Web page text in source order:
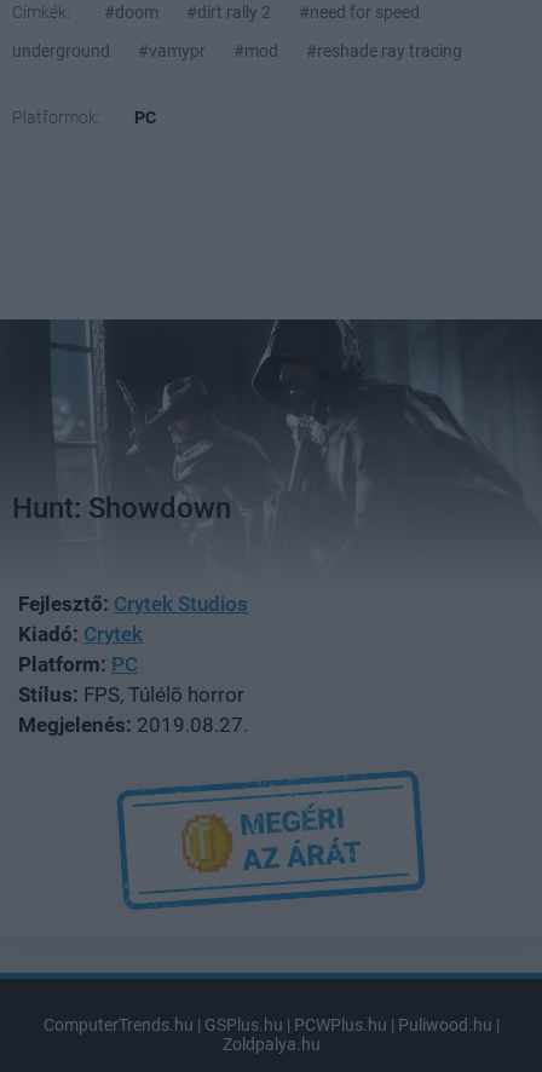
Címkék: #doom #dirt rally 2
#need for speed
underground
#vamypr #mod #reshade ray tracing
Platformok: PC
Hunt: Showdown
Fejlesztő: Crytek Studios
Kiadó: Crytek
Platform: PC
Stílus: FPS, Túlélõ horror
Megjelenés: 2019.08.27.
ComputerTrends.hu | GSPlus.hu | PCWPlus.hu | Puliwood.hu |
Zoldpalya.hu